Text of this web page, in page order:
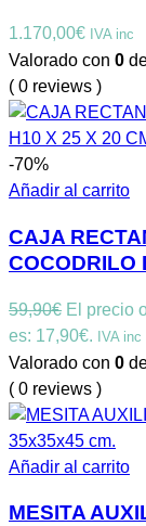
1.170,00€ IVA inc
Valorado con 0
( 0 reviews )
-70%
Añadir al carrito
CAJA
COCODRILO
59,90€ El precio
es: 17,90€. IVA inc
Valorado con 0
( 0 reviews )
Añadir al carrito
MESITA